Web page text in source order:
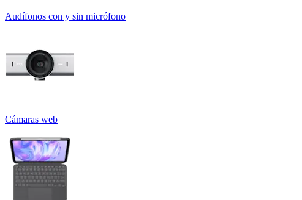
Audífonos con y sin micrófono
Cámaras web